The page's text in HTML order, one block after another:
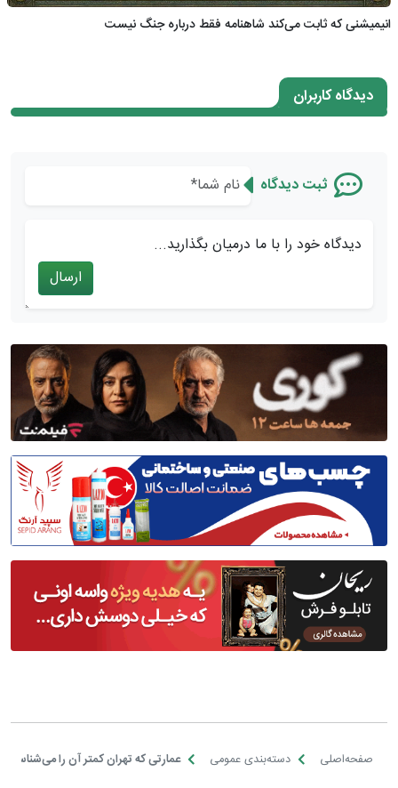
انیمیشنی که ثابت می‌کند شاهنامه فقط درباره جنگ نیست
دیدگاه کاربران
ثبت دیدگاه
دیدگاه خود را با ما درمیان بگذارید...
ارسال